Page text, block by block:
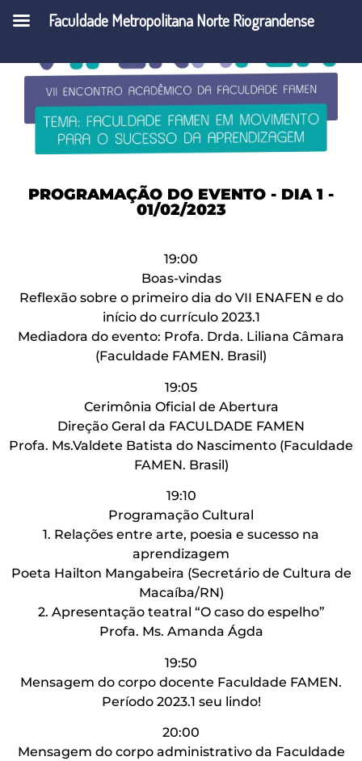
PROGRAMAÇÃO DO EVENTO - DIA 1 -
01/02/2023
19:00
Boas-vindas
Reflexão sobre o primeiro dia do VII ENAFEN e do
início do currículo 2023.1
Mediadora do evento: Profa. Drda. Liliana Câmara
(Faculdade FAMEN. Brasil)
19:05
Cerimônia Oficial de Abertura
Direção Geral da FACULDADE FAMEN
Profa. Ms.Valdete Batista do Nascimento (Faculdade
FAMEN. Brasil)
19:10
Programação Cultural
1. Relações entre arte, poesia e sucesso na
aprendizagem
Poeta Hailton Mangabeira (Secretário de Cultura de
Macaíba/RN)
2. Apresentação teatral “O caso do espelho”
Profa. Ms. Amanda Ágda
19:50
Mensagem do corpo docente Faculdade FAMEN.
Período 2023.1 seu lindo!
20:00
Mensagem do corpo administrativo da Faculdade
Faculdade Metropolitana Norte Riograndense